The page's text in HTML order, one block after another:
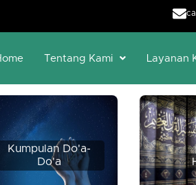
Tentang Kami Layanan
Kumpulan Do'a-
Do'a